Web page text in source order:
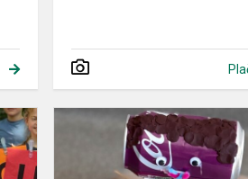
Tėvai
mokiniams